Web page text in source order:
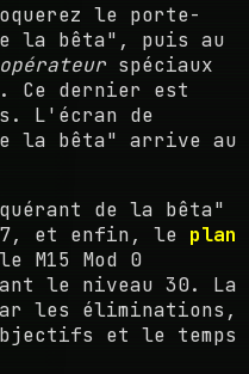
le porte-
la bêta", puis au
spéciaux
Ce dernier est
L'écran de
la bêta" arrive au
de la bêta"
et enfin, le plan
M15 Mod 0
le niveau 30. La
les éliminations,
et le temps